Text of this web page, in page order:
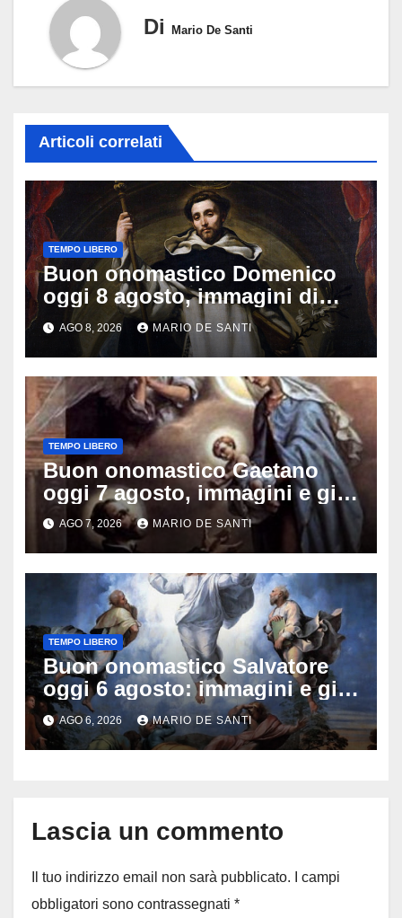
Di Mario De Santi
Articoli correlati
TEMPO LIBERO
Buon onomastico Domenico
oggi 8 agosto, immagini di
auguri da condividere
AGO 8, 2026 MARIO DE SANTI
TEMPO LIBERO
Buon onomastico Gaetano
oggi 7 agosto, immagini e gif
di auguri da condividere sui
social
AGO 7, 2026 MARIO DE SANTI
TEMPO LIBERO
Buon onomastico Salvatore
oggi 6 agosto: immagini e gif
di auguri da condividere
AGO 6, 2026 MARIO DE SANTI
Lascia un commento
Il tuo indirizzo email non sarà pubblicato.
I campi
obbligatori sono contrassegnati *